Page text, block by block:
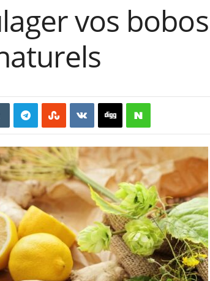
vos